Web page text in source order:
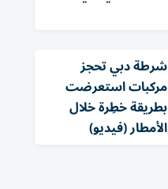
شرطة دبي تحجز
مركبات استعرضت
بطريقة خطِرة خلال
الأمطار (فيديو)